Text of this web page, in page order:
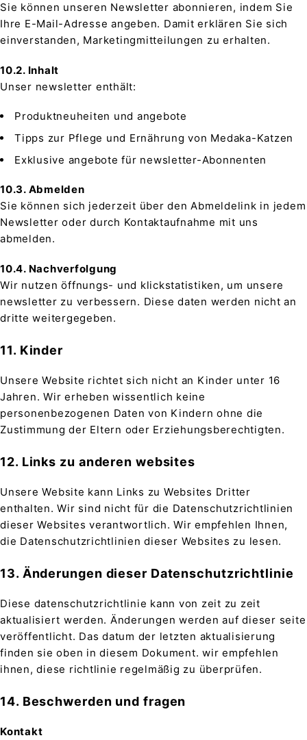
Sie können unseren Newsletter abonnieren, indem Sie
Ihre E-Mail-Adresse angeben. Damit erklären Sie sich
einverstanden, Marketingmitteilungen zu erhalten.
10.2. Inhalt
Unser newsletter enthält:
Produktneuheiten und angebote
Tipps zur Pflege und Ernährung von Medaka-Katzen
Exklusive angebote für newsletter-Abonnenten
10.3. Abmelden
Sie können sich jederzeit über den Abmeldelink in jedem
Newsletter oder durch Kontaktaufnahme mit uns
abmelden.
10.4. Nachverfolgung
Wir nutzen öffnungs- und klickstatistiken, um unsere
newsletter zu verbessern. Diese daten werden nicht an
dritte weitergegeben.
11. Kinder
Unsere Website richtet sich nicht an Kinder unter 16
Jahren. Wir erheben wissentlich keine
personenbezogenen Daten von Kindern ohne die
Zustimmung der Eltern oder Erziehungsberechtigten.
12. Links zu anderen websites
Unsere Website kann Links zu Websites Dritter
enthalten. Wir sind nicht für die Datenschutzrichtlinien
dieser Websites verantwortlich. Wir empfehlen Ihnen,
die Datenschutzrichtlinien dieser Websites zu lesen.
13. Änderungen dieser Datenschutzrichtlinie
Diese datenschutzrichtlinie kann von zeit zu zeit
aktualisiert werden. Änderungen werden auf dieser seite
veröffentlicht. Das datum der letzten aktualisierung
finden sie oben in diesem Dokument. wir empfehlen
ihnen, diese richtlinie regelmäßig zu überprüfen.
14. Beschwerden und fragen
Kontakt